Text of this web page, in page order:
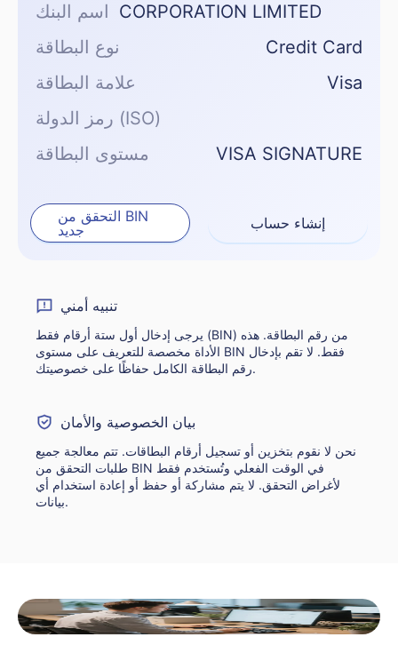
اسم البنك CORPORATION LIMITED
نوع البطاقة
Credit Card
علامة البطاقة
Visa
رمز الدولة (ISO)
مستوى البطاقة
VISA SIGNATURE
التحقق من BIN
جديد
إنشاء حساب
تنبيه أمني
يرجى إدخال أول ستة أرقام فقط (BIN) من رقم البطاقة. هذه
الأداة مخصصة للتعريف على مستوى BIN فقط. لا تقم بإدخال
رقم البطاقة الكامل حفاظًا على خصوصيتك.
بيان الخصوصية والأمان
نحن لا نقوم بتخزين أو تسجيل أرقام البطاقات. تتم معالجة جميع
طلبات التحقق من BIN في الوقت الفعلي وتُستخدم فقط
لأغراض التحقق. لا يتم مشاركة أو حفظ أو إعادة استخدام أي
بيانات.